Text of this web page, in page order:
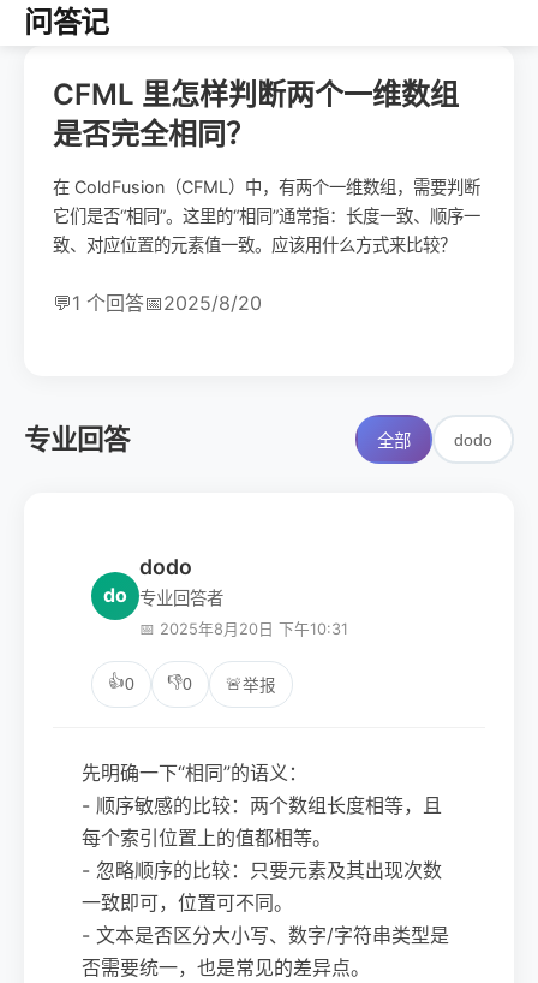
问答记
CFML 里怎样判断两个一维数组
是否完全相同？
在 ColdFusion（CFML）中，有两个一维数组，需要判断
它们是否“相同”。这里的“相同”通常指：长度一致、顺序一
致、对应位置的元素值一致。应该用什么方式来比较？
💬1 个回答📅2025/8/20
专业回答 全部 dodo
do
dodo
专业回答者
📅 2025年8月20日 下午10:31
👍0 👎0 🚨举报
先明确一下“相同”的语义：
- 顺序敏感的比较：两个数组长度相等，且
每个索引位置上的值都相等。
- 忽略顺序的比较：只要元素及其出现次数
一致即可，位置可不同。
- 文本是否区分大小写、数字/字符串类型是
否需要统一，也是常见的差异点。